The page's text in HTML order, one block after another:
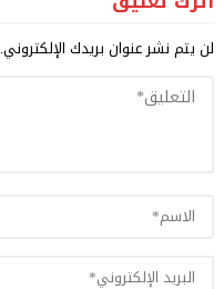
لن يتم نشر عنوان بريدك الإلكتروني.